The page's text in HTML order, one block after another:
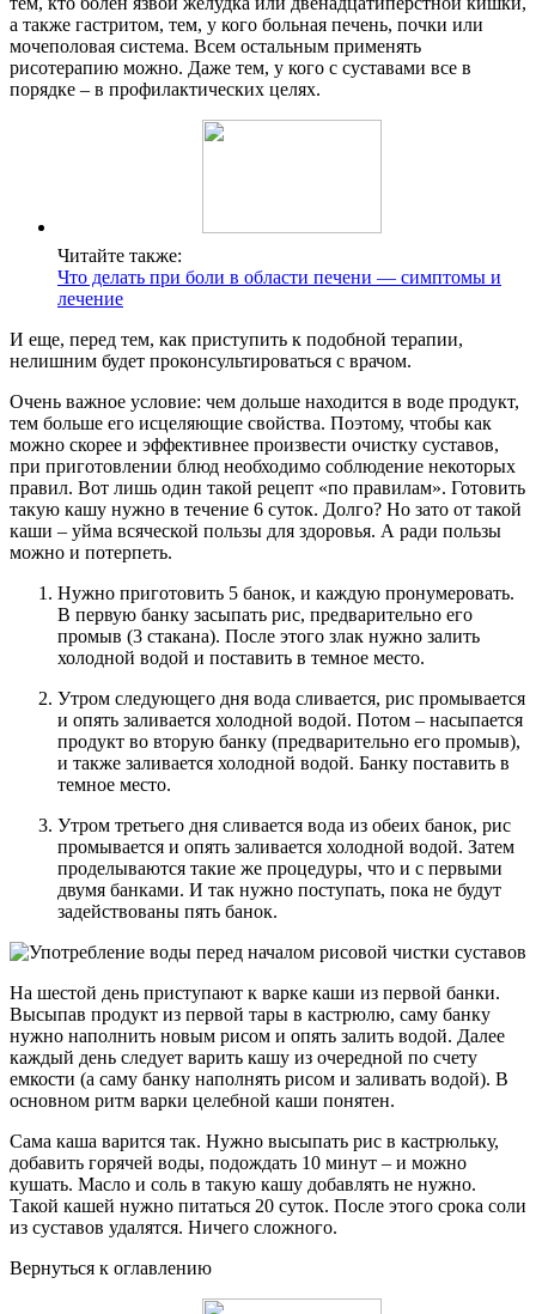
а также гастритом, тем, у кого больная печень, почки или
мочеполовая система. Всем остальным применять
рисотерапию можно. Даже тем, у кого с суставами все в
порядке – в профилактических целях.
Читайте также:
Что делать при боли в области печени — симптомы и
лечение
И еще, перед тем, как приступить к подобной терапии,
нелишним будет проконсультироваться с врачом.
Очень важное условие: чем дольше находится в воде продукт,
тем больше его исцеляющие свойства. Поэтому, чтобы как
можно скорее и эффективнее произвести очистку суставов,
при приготовлении блюд необходимо соблюдение некоторых
правил. Вот лишь один такой рецепт «по правилам». Готовить
такую кашу нужно в течение 6 суток. Долго? Но зато от такой
каши – уйма всяческой пользы для здоровья. А ради пользы
можно и потерпеть.
Нужно приготовить 5 банок, и каждую пронумеровать.
В первую банку засыпать рис, предварительно его
промыв (3 стакана). После этого злак нужно залить
холодной водой и поставить в темное место.
Утром следующего дня вода сливается, рис промывается
и опять заливается холодной водой. Потом – насыпается
продукт во вторую банку (предварительно его промыв),
и также заливается холодной водой. Банку поставить в
темное место.
Утром третьего дня сливается вода из обеих банок, рис
промывается и опять заливается холодной водой. Затем
проделываются такие же процедуры, что и с первыми
двумя банками. И так нужно поступать, пока не будут
задействованы пять банок.
На шестой день приступают к варке каши из первой банки.
Высыпав продукт из первой тары в кастрюлю, саму банку
нужно наполнить новым рисом и опять залить водой. Далее
каждый день следует варить кашу из очередной по счету
емкости (а саму банку наполнять рисом и заливать водой). В
основном ритм варки целебной каши понятен.
Сама каша варится так. Нужно высыпать рис в кастрюльку,
добавить горячей воды, подождать 10 минут – и можно
кушать. Масло и соль в такую кашу добавлять не нужно.
Такой кашей нужно питаться 20 суток. После этого срока соли
из суставов удалятся. Ничего сложного.
Вернуться к оглавлению